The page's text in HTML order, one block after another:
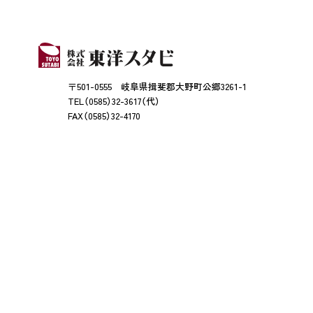
〒501-0555 岐阜県揖斐郡大野町公郷3261-1
TEL（0585）32-3617（代）
FAX（0585）32-4170